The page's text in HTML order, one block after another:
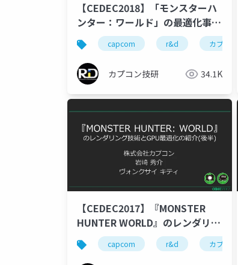
【CEDEC2018】「モンスターハ
ンター：ワールド」の最適化事
例 現代機のスペックを活かすた
めの取組
capcom r&d カプコン
カプコン技研 34.1K
【CEDEC2017】『MONSTER
HUNTER WORLD』のレンダリン
グ技術とGPU最適化の紹介(後半)
capcom r&d カプコン